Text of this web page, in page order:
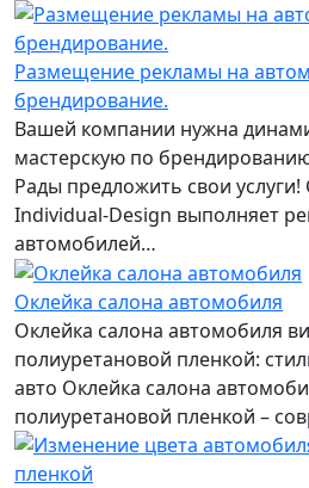
Размещение рекламы на
брендирование.
Вашей компании нужна
мастерскую по
Рады предложить свои услуги!
Individual-Design выполняет
автомобилей…
Оклейка салона автомобиля
Оклейка салона автомобиля
полиуретановой пленкой:
авто Оклейка салона
полиуретановой пленкой –